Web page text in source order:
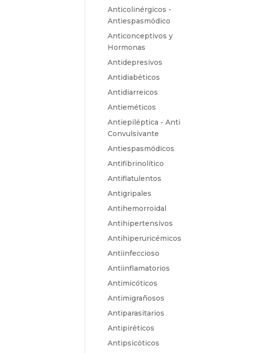
Anticolinérgicos -
Antiespasmódico
Anticonceptivos y
Hormonas
Antidepresivos
Antidiabéticos
Antidiarreicos
Antieméticos
Antiepiléptica - Anti
Convulsivante
Antiespasmódicos
Antifibrinolítico
Antiflatulentos
Antigripales
Antihemorroidal
Antihipertensivos
Antihiperuricémicos
Antiinfeccioso
Antiinflamatorios
Antimicóticos
Antimigrañosos
Antiparasitarios
Antipiréticos
Antipsicóticos